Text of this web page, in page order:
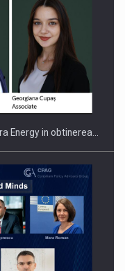
Energy in obtinerea…